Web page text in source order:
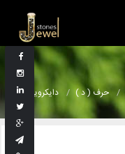
حرف ( د ) دایکرویت